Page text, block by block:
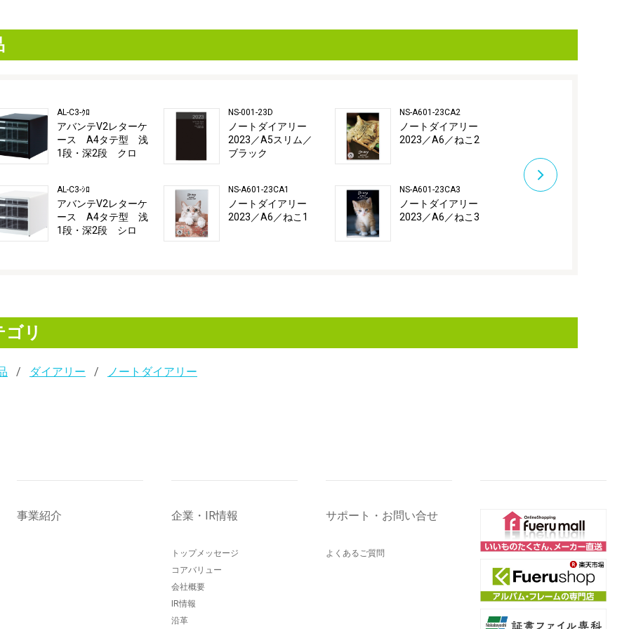
AL-C3-ｸﾛ
アバンテV2レターケ
ース A4タテ型 浅
1段・深2段 クロ
AL-C3-ｼﾛ
アバンテV2レターケ
ース A4タテ型 浅
1段・深2段 シロ
NS-001-23D
ノートダイアリー
2023／A5スリム／
ブラック
NS-A601-23CA1
ノートダイアリー
2023／A6／ねこ1
NS-A601-23CA2
ノートダイアリー
2023／A6／ねこ2
NS-A601-23CA3
ノートダイアリー
2023／A6／ねこ3
リ
ダイアリー ノートダイアリー
事業紹介 企業・IR情報
トップメッセージ
コアバリュー
会社概要
IR情報
沿革
サポート・お問い合せ
よくあるご質問